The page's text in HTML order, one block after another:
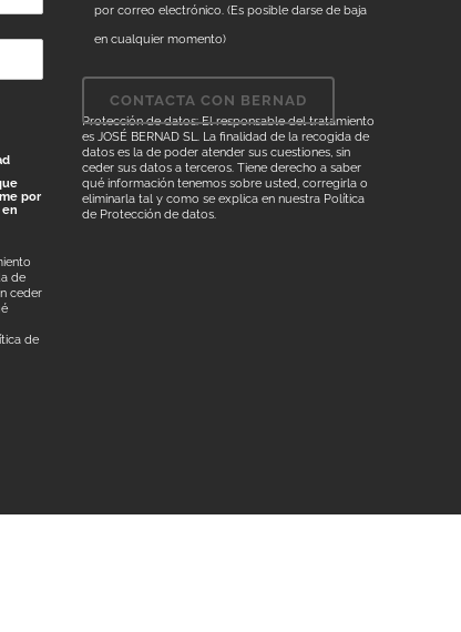
por
en
de
ceder
de
por correo electrónico. (Es posible darse de baja
en cualquier momento)
Protección de datos: El responsable del tratamiento
es JOSÉ BERNAD SL. La finalidad de la recogida de
datos es la de poder atender sus cuestiones, sin
ceder sus datos a terceros. Tiene derecho a saber
qué información tenemos sobre usted, corregirla o
eliminarla tal y como se explica en nuestra Política
de Protección de datos